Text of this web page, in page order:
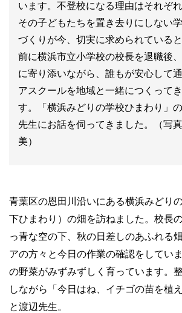
います。不登校になる理由はそれぞ
その子どもたちを置き去りにしない
づくりが今、切実に求められている
前に横浜市立小学校の校長を退職後
に寄り添いながら、誰もが安心して
アスクールを地域と一緒につくって
す。「横浜みどりの学校ひまわり」
先生にお話を伺ってきました。（写
美）
青葉区の恩田川沿いにある横浜みどり
下ひまわり）の畑を訪ねました。校長
っ青な空の下、秋の日差しのあふれる
アの方々と今日の作業の確認をしてい
の野菜がみずみずしく育っています。
しながら「今日はね、イチゴの苗を植
と渡辺先生。